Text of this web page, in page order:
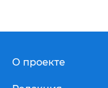
О проекте